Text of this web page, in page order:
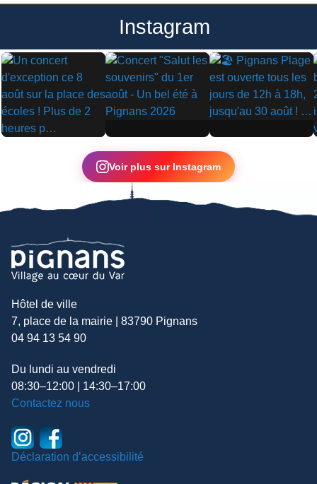
Instagram
▶
▶ ▶
Voir plus sur Instagram
Hôtel de ville
7, place de la mairie | 83790 Pignans
04 94 13 54 90
Du lundi au vendredi
08:30–12:00 | 14:30–17:00
Contactez nous
Déclaration d’accessibilité